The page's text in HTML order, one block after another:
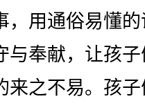
，用通俗易懂
与奉献，让孩
来之不易。孩